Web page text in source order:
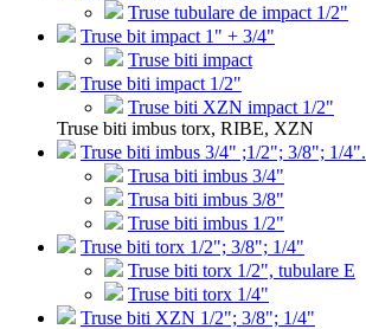
Truse tubulare de impact 1/2"
Truse bit impact 1" + 3/4"
Truse biti impact
Truse biti impact 1/2"
Truse biti XZN impact 1/2"
Truse biti imbus torx, RIBE, XZN
Truse biti imbus 3/4" ;1/2"; 3/8"; 1/4".
Trusa biti imbus 3/4"
Trusa biti imbus 3/8"
Truse biti imbus 1/2"
Truse biti torx 1/2"; 3/8"; 1/4"
Truse biti torx 1/2", tubulare E
Truse biti torx 1/4"
Truse biti XZN 1/2"; 3/8"; 1/4"